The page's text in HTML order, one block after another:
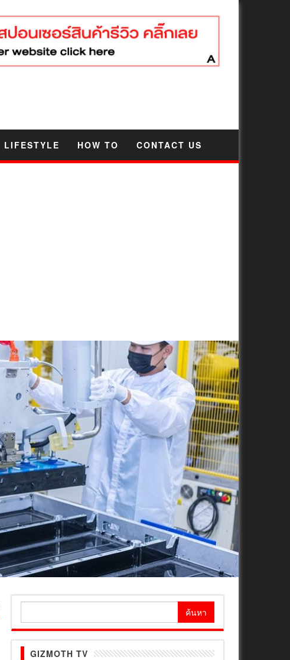
LIFESTYLE HOW TO CONTACT US
GIZMOTH TV